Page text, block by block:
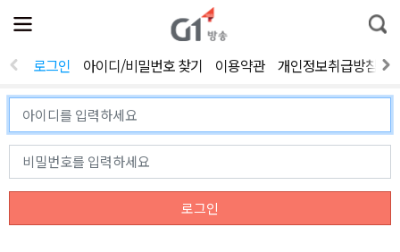
전
체
뉴
열
통
합
색
로그인 아이디/비밀번호 찾기 이용약관 개인정보취급방침
로그인